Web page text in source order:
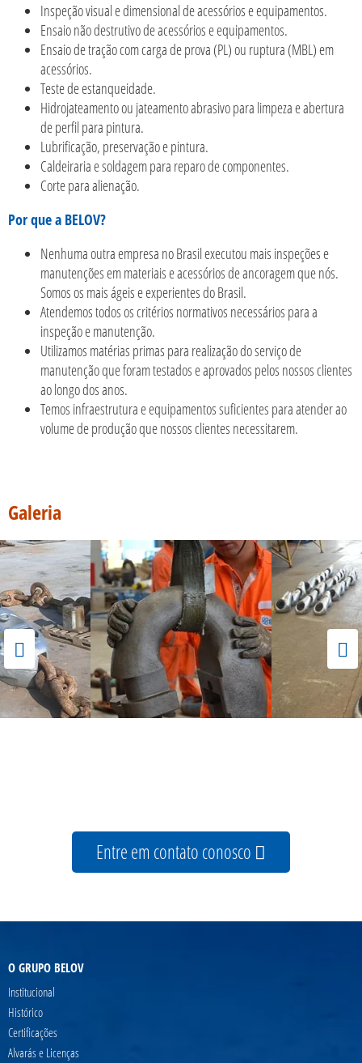
Inspeção visual e dimensional de acessórios e equipamentos.
Ensaio não destrutivo de acessórios e equipamentos.
Ensaio de tração com carga de prova (PL) ou ruptura (MBL) em
acessórios.
Teste de estanqueidade.
Hidrojateamento ou jateamento abrasivo para limpeza e abertura
de perfil para pintura.
Lubrificação, preservação e pintura.
Caldeiraria e soldagem para reparo de componentes.
Corte para alienação.
Por que a BELOV?
Nenhuma outra empresa no Brasil executou mais inspeções e
manutenções em materiais e acessórios de ancoragem que nós.
Somos os mais ágeis e experientes do Brasil.
Atendemos todos os critérios normativos necessários para a
inspeção e manutenção.
Utilizamos matérias primas para realização do serviço de
manutenção que foram testados e aprovados pelos nossos clientes
ao longo dos anos.
Temos infraestrutura e equipamentos suficientes para atender ao
volume de produção que nossos clientes necessitarem.
Galeria
Entre em contato conosco
O GRUPO BELOV
Institucional
Histórico
Certificações
Alvarás e Licenças